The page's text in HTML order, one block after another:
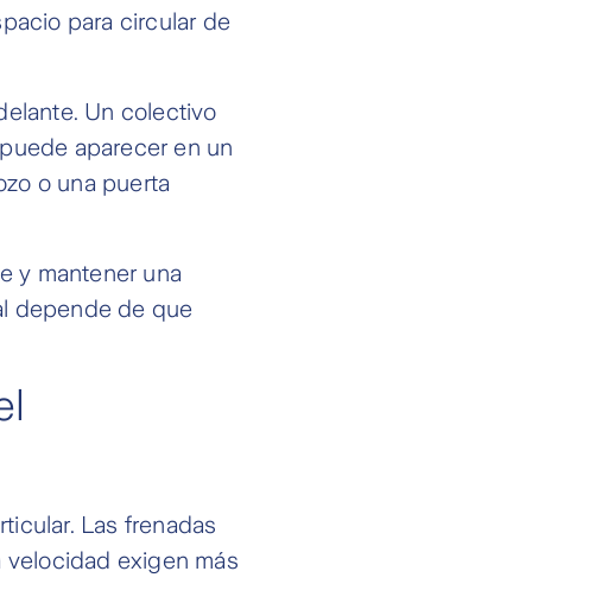
para circular de
Un colectivo
aparecer en un
o una puerta
y mantener una
depende de que
Las frenadas
velocidad exigen más